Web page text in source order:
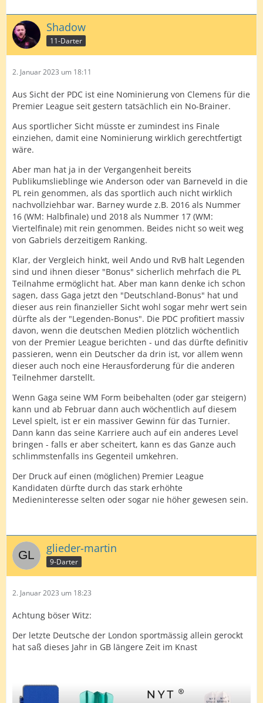
Shadow
11-Darter
2. Januar 2023 um 18:11
Aus Sicht der PDC ist eine Nominierung von Clemens für die
Premier League seit gestern tatsächlich ein No-Brainer.
Aus sportlicher Sicht müsste er zumindest ins Finale
einziehen, damit eine Nominierung wirklich gerechtfertigt
wäre.
Aber man hat ja in der Vergangenheit bereits
Publikumslieblinge wie Anderson oder van Barneveld in die
PL rein genommen, als das sportlich auch nicht wirklich
nachvollziehbar war. Barney wurde z.B. 2016 als Nummer
16 (WM: Halbfinale) und 2018 als Nummer 17 (WM:
Viertelfinale) mit rein genommen. Beides nicht so weit weg
von Gabriels derzeitigem Ranking.
Klar, der Vergleich hinkt, weil Ando und RvB halt Legenden
sind und ihnen dieser "Bonus" sicherlich mehrfach die PL
Teilnahme ermöglicht hat. Aber man kann denke ich schon
sagen, dass Gaga jetzt den "Deutschland-Bonus" hat und
dieser aus rein finanzieller Sicht wohl sogar mehr wert sein
dürfte als der "Legenden-Bonus". Die PDC profitiert massiv
davon, wenn die deutschen Medien plötzlich wöchentlich
von der Premier League berichten - und das dürfte definitiv
passieren, wenn ein Deutscher da drin ist, vor allem wenn
dieser auch noch eine Herausforderung für die anderen
Teilnehmer darstellt.
Wenn Gaga seine WM Form beibehalten (oder gar steigern)
kann und ab Februar dann auch wöchentlich auf diesem
Level spielt, ist er ein massiver Gewinn für das Turnier.
Dann kann das seine Karriere auch auf ein anderes Level
bringen - falls er aber scheitert, kann es das Ganze auch
schlimmstenfalls ins Gegenteil umkehren.
Der Druck auf einen (möglichen) Premier League
Kandidaten dürfte durch das stark erhöhte
Medieninteresse selten oder sogar nie höher gewesen sein.
glieder-martin
9-Darter
2. Januar 2023 um 18:23
Achtung böser Witz:
Der letzte Deutsche der London sportmässig allein gerockt
hat saß dieses Jahr in GB längere Zeit im Knast